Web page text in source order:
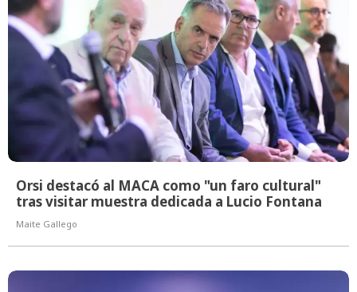
Orsi destacó al MACA como "un faro cultural"
tras visitar muestra dedicada a Lucio Fontana
Maite Gallego